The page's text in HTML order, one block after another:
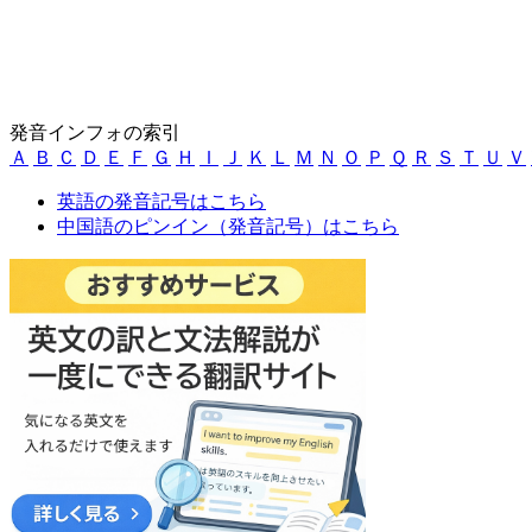
発音インフォの索引
Ａ
Ｂ Ｃ Ｄ Ｅ Ｆ Ｇ Ｈ Ｉ Ｊ Ｋ Ｌ Ｍ Ｎ Ｏ Ｐ Ｑ Ｒ Ｓ Ｔ Ｕ Ｖ
英語の発音記号はこちら
中国語のピンイン（発音記号）はこちら